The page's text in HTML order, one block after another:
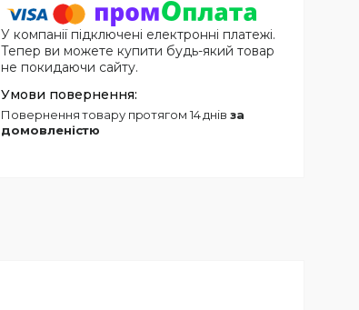
У компанії підключені електронні платежі.
Тепер ви можете купити будь-який товар
не покидаючи сайту.
повернення товару протягом 14 днів за
домовленістю